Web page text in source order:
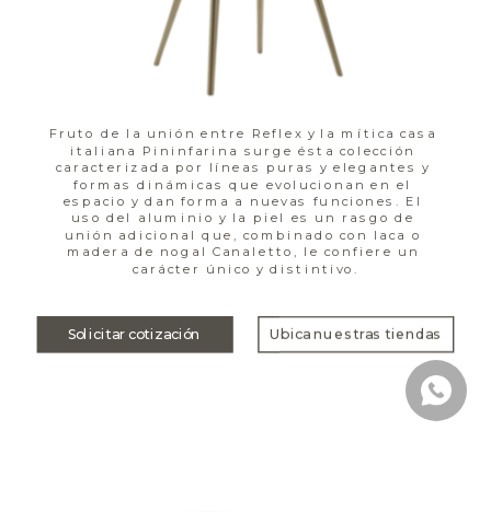
Ubica nuestras tiendas
Solicitar cotización
Fruto de la unión entre Reflex y la mítica casa
italiana Pininfarina surge ésta colección
caracterizada por líneas puras y elegantes y
formas dinámicas que evolucionan en el
espacio y dan forma a nuevas funciones. El
uso del aluminio y la piel es un rasgo de
unión adicional que, combinado con laca o
madera de nogal Canaletto, le confiere un
carácter único y distintivo.